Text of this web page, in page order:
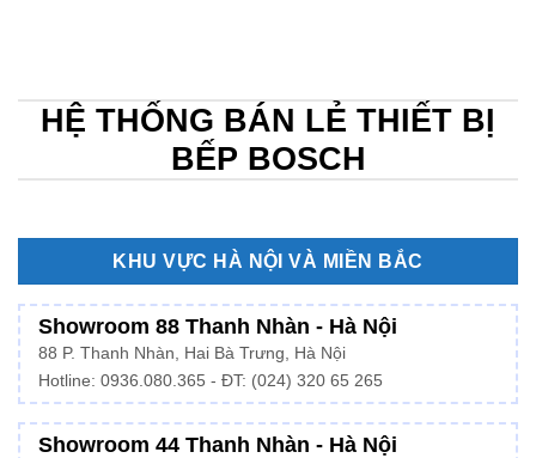
HỆ THỐNG BÁN LẺ THIẾT BỊ
BẾP BOSCH
KHU VỰC HÀ NỘI VÀ MIỀN BẮC
Showroom 88 Thanh Nhàn - Hà Nội
88 P. Thanh Nhàn, Hai Bà Trưng, Hà Nội
Hotline: 0936.080.365 - ĐT: (024) 320 65 265
Showroom 44 Thanh Nhàn - Hà Nội